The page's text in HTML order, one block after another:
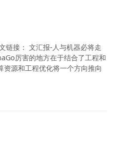
链接： 文汇报-人与机器必将走
厉害的地方在于结合了工程和
源和工程优化将一个方向推向